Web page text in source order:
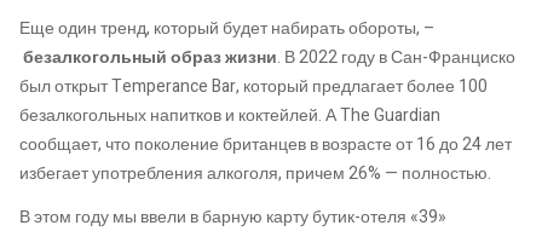
Еще один тренд, который будет набирать обороты, –
безалкогольный образ жизни. В 2022 году в Сан-Франциско
был открыт Temperance Bar, который предлагает более 100
безалкогольных напитков и коктейлей. А The Guardian
сообщает, что поколение британцев в возрасте от 16 до 24 лет
избегает употребления алкоголя, причем 26% — полностью.
В этом году мы ввели в барную карту бутик-отеля «39»